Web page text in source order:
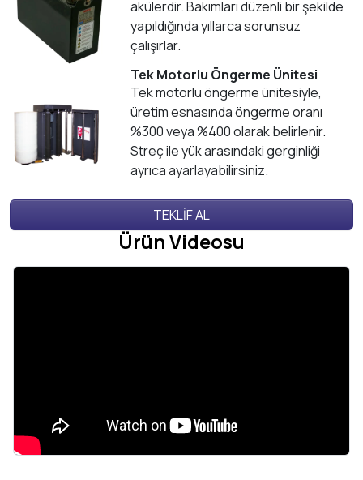
akülerdir. Bakımları düzenli bir şekilde
yapıldığında yıllarca sorunsuz
çalışırlar.
Tek Motorlu Öngerme Ünitesi
Tek motorlu öngerme ünitesiyle,
üretim esnasında öngerme oranı
%300 veya %400 olarak belirlenir.
Streç ile yük arasındaki gerginliği
ayrıca ayarlayabilirsiniz.
TEKLİF AL
Ürün Videosu